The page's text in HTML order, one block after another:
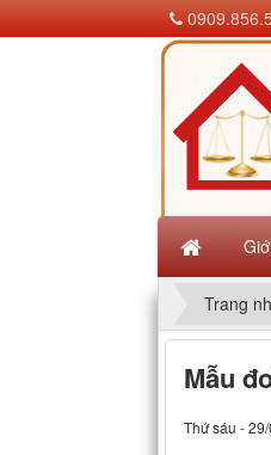
Trang
Mẫu
Thứ sáu -